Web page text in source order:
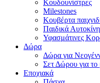
Κουδουνίστρες
Milestones
Κουβέρτα
Παιδικά
Υφασμάτινες
Δώρα
Δώρα για
Σετ Δώρου για
Εποχιακά